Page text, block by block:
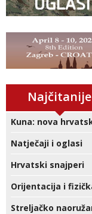
Najčitanije
Kuna: nova
Natječaji i oglasi
Hrvatski snajperi
Orijentacija i
Streljačko